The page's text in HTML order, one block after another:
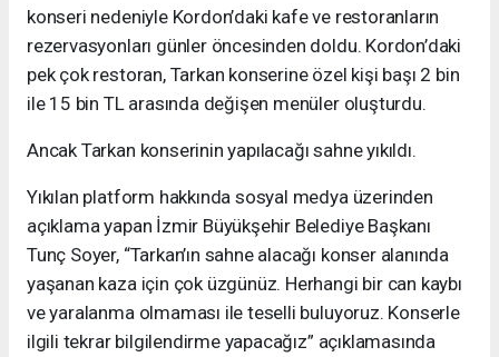
konseri nedeniyle Kordon’daki kafe ve restoranların
rezervasyonları günler öncesinden doldu. Kordon’daki
pek çok restoran, Tarkan konserine özel kişi başı 2 bin
ile 15 bin TL arasında değişen menüler oluşturdu.
Ancak Tarkan konserinin yapılacağı sahne yıkıldı.
Yıkılan platform hakkında sosyal medya üzerinden
açıklama yapan İzmir Büyükşehir Belediye Başkanı
Tunç Soyer, “Tarkan’ın sahne alacağı konser alanında
yaşanan kaza için çok üzgünüz. Herhangi bir can kaybı
ve yaralanma olmaması ile teselli buluyoruz. Konserle
ilgili tekrar bilgilendirme yapacağız” açıklamasında